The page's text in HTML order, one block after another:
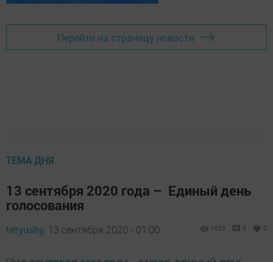
Перейти на страницу новости
ТЕМА ДНЯ
13 сентября 2020 года – Единый день
голосования
tetyushy, 13 сентября 2020 - 01:00 1025 0 0